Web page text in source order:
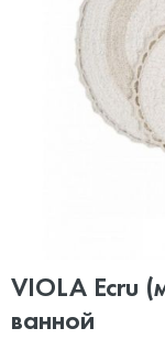
VIOLA Ecru
ванной